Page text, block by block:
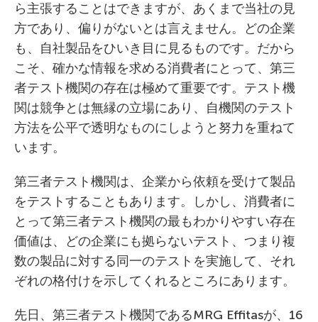
ら主張することはできますが、あくまで当社の見
方であり、偏りがないとは言えません。どの企業
も、自社製品をひいき目に見るものです。だから
こそ、確かな情報を求める消費者にとって、第三
者テスト機関の存在は極めて重要です。テスト機
関は競争とは無縁の立場にあり、自機関のテスト
方法を公平で透明なものにしようと努力を重ねて
います。
第三者テスト機関は、企業から依頼を受けて製品
をテストすることもあります。しかし、消費者に
とって第三者テスト機関の最もわかりやすい存在
価値は、どの企業にも拠らないテスト、つまり複
数の製品に対する同一のテストを実施して、それ
ぞれの格付けを示してくれるところにあります。
先日、第三者テスト機関であるMRG Effitasが、16